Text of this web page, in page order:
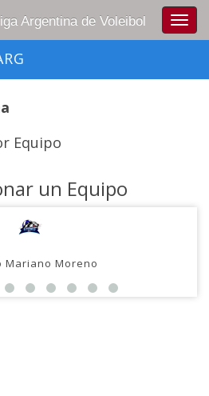
Argentina de Voleibol
Equipo
un Equipo
Mariano Moreno